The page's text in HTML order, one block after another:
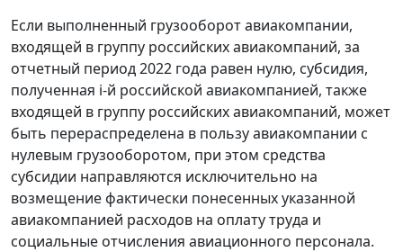
Если выполненный грузооборот авиакомпании,
входящей в группу российских авиакомпаний, за
отчетный период 2022 года равен нулю, субсидия,
полученная i-й российской авиакомпанией, также
входящей в группу российских авиакомпаний, может
быть перераспределена в пользу авиакомпании с
нулевым грузооборотом, при этом средства
субсидии направляются исключительно на
возмещение фактически понесенных указанной
авиакомпанией расходов на оплату труда и
социальные отчисления авиационного персонала.